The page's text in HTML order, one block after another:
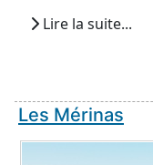
Lire la suite...
Les Mérinas